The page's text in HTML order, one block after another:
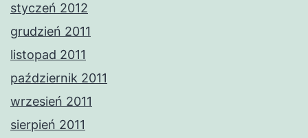
styczeń 2012
grudzień 2011
listopad 2011
październik 2011
wrzesień 2011
sierpień 2011